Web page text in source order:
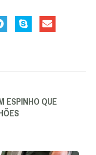
ESPINHO QUE